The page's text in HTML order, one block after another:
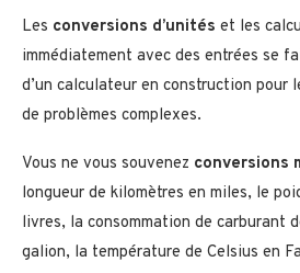
Les conversions d’unités et les
immédiatement avec des entrées se
d’un calculateur en construction pour
de problèmes complexes.
Vous ne vous souvenez conversions
longueur de kilomètres en miles, le
livres, la consommation de carburant
galion, la température de Celsius en